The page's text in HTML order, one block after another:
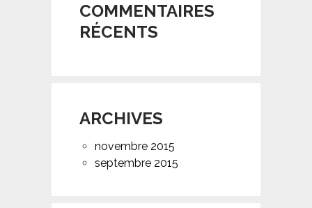
COMMENTAIRES
RÉCENTS
ARCHIVES
novembre 2015
septembre 2015